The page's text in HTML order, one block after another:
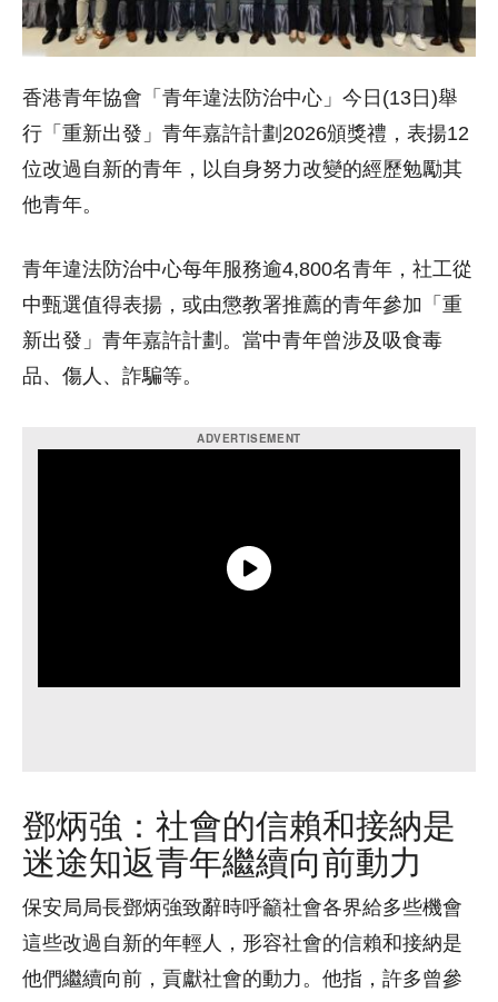
香港青年協會「青年違法防治中心」今日(13日)舉
行「重新出發」青年嘉許計劃2026頒獎禮，表揚12
位改過自新的青年，以自身努力改變的經歷勉勵其
他青年。
青年違法防治中心每年服務逾4,800名青年，社工從
中甄選值得表揚，或由懲教署推薦的青年參加「重
新出發」青年嘉許計劃。當中青年曾涉及吸食毒
品、傷人、詐騙等。
鄧炳強：社會的信賴和接納是
迷途知返青年繼續向前動力
保安局局長鄧炳強致辭時呼籲社會各界給多些機會
這些改過自新的年輕人，形容社會的信賴和接納是
他們繼續向前，貢獻社會的動力。他指，許多曾參